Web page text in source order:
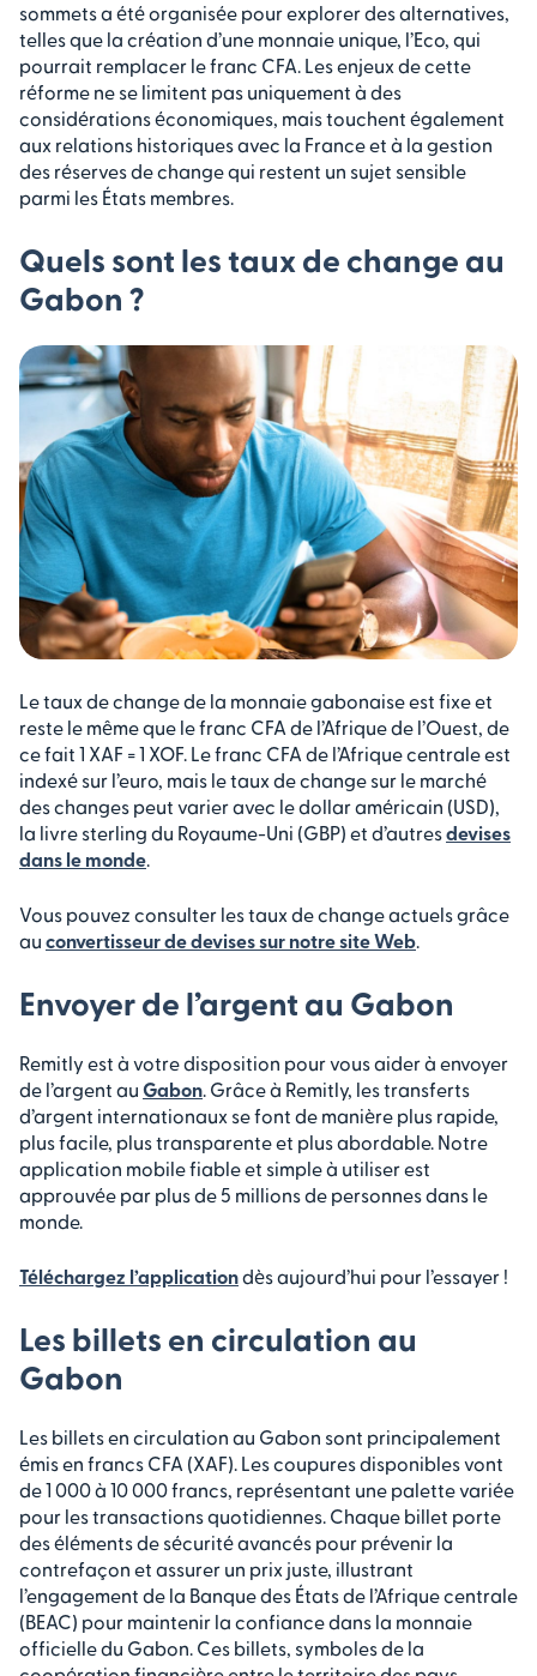
sommets a été organisée pour explorer des alternatives,
telles que la création d’une monnaie unique, l’Eco, qui
pourrait remplacer le franc CFA. Les enjeux de cette
réforme ne se limitent pas uniquement à des
considérations économiques, mais touchent également
aux relations historiques avec la France et à la gestion
des réserves de change qui restent un sujet sensible
parmi les États membres.
Quels sont les taux de change au
Gabon ?
Le taux de change de la monnaie gabonaise est fixe et
reste le même que le franc CFA de l’Afrique de l’Ouest, de
ce fait 1 XAF = 1 XOF. Le franc CFA de l’Afrique centrale est
indexé sur l’euro, mais le taux de change sur le marché
des changes peut varier avec le dollar américain (USD),
la livre sterling du Royaume-Uni (GBP) et d’autresdevises
dans le monde
Vous pouvez consulter les taux de change actuels grâce
au convertisseur de devises sur notre site Web
Envoyer de l’argent au Gabon
Remitly est à votre disposition pour vous aider à envoyer
de l’argent au Gabon . Grâce à Remitly, les transferts
d’argent internationaux se font de manière plus rapide,
plus facile, plus transparente et plus abordable. Notre
application mobile fiable et simple à utiliser est
approuvée par plus de 5 millions de personnes dans le
monde.
Téléchargez l’applicationdès aujourd’hui pour l’essayer !
Les billets en circulation au
Gabon
Les billets en circulation au Gabon sont principalement
émis en francs CFA (XAF). Les coupures disponibles vont
de 1 000 à 10 000 francs, représentant une palette variée
pour les transactions quotidiennes. Chaque billet porte
des éléments de sécurité avancés pour prévenir la
contrefaçon et assurer un prix juste, illustrant
l’engagement de la Banque des États de l’Afrique centrale
(BEAC) pour maintenir la confiance dans la monnaie
officielle du Gabon. Ces billets, symboles de la